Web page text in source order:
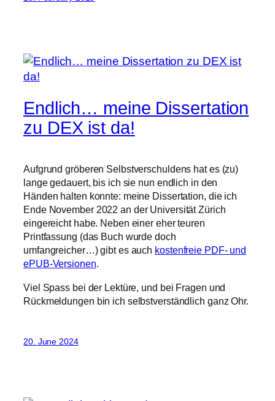
Endlich… meine Dissertation
zu DEX ist da!
Aufgrund gröberen Selbstverschuldens hat es (zu)
lange gedauert, bis ich sie nun endlich in den
Händen halten konnte: meine Dissertation, die ich
Ende November 2022 an der Universität Zürich
eingereicht habe. Neben einer eher teuren
Printfassung (das Buch wurde doch
umfangreicher…) gibt es auch kostenfreie PDF- und
ePUB-Versionen.
Viel Spass bei der Lektüre, und bei Fragen und
Rückmeldungen bin ich selbstverständlich ganz Ohr.
20. June 2024